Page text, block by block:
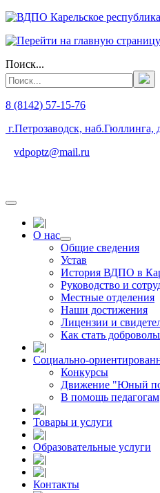
Поиск...
8 (8142) 57-15-76
г.Петрозаводск, наб.Гюллинга,
vdpoptz@mail.ru
О нас
Общие сведения
Устав
История ВДПО в
Руководство и
Местные отделения
Наши достижения
Лицензии и
Как стать
Социально-
Конкурсы
Движение "Юный
В помощь педагогам
Товары и услуги
Образовательные услуги
Контакты